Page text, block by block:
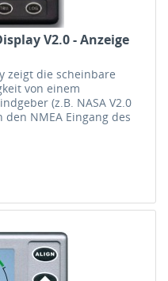
V2.0 - Anzeige
zeigt die scheinbare
von einem
(z.B. NASA V2.0
NMEA Eingang des